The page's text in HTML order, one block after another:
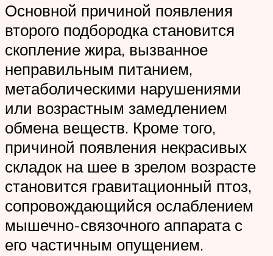
Основной причиной появления
второго подбородка становится
скопление жира, вызванное
неправильным питанием,
метаболическими нарушениями
или возрастным замедлением
обмена веществ. Кроме того,
причиной появления некрасивых
складок на шее в зрелом возрасте
становится гравитационный птоз,
сопровождающийся ослаблением
мышечно-связочного аппарата с
его частичным опущением.